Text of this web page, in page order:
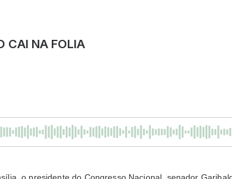
CAI NA FOLIA